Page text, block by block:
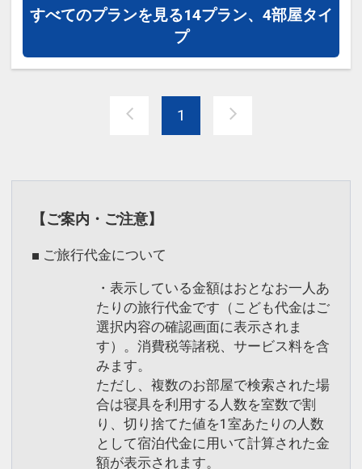
31日
インターネットコース番号：DP-1-
17277372
すべてのプランを見る14プラン、4部屋タイ
プ
1
【ご案内・ご注意】
■ ご旅行代金について
・表示している金額はおとなお一人あ
たりの旅行代金です（こども代金はご
選択内容の確認画面に表示されま
す）。消費税等諸税、サービス料を含
みます。
ただし、複数のお部屋で検索された場
合は寝具を利用する人数を室数で割
り、切り捨てた値を1室あたりの人数
として宿泊代金に用いて計算された金
額が表示されます。